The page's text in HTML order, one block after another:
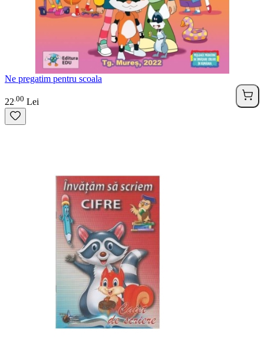
Ne pregatim pentru scoala
22 00 Lei